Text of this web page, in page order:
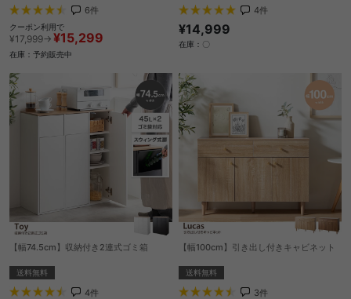
6件
クーポン利用で
¥17,999→ ¥15,299
在庫：予約販売中
4件
¥14,999
在庫：〇
【幅74.5cm】収納付き2連式ゴミ箱
送料無料
4件
【幅100cm】引き出し付きキャビネット
送料無料
3件